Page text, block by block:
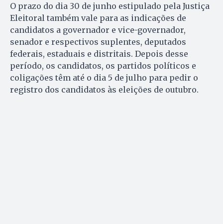
O prazo do dia 30 de junho estipulado pela Justiça
Eleitoral também vale para as indicações de
candidatos a governador e vice-governador,
senador e respectivos suplentes, deputados
federais, estaduais e distritais. Depois desse
período, os candidatos, os partidos políticos e
coligações têm até o dia 5 de julho para pedir o
registro dos candidatos às eleições de outubro.